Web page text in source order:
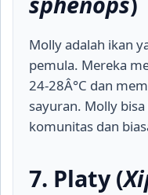
Molly adalah ikan
pemula. Mereka
24-28Â°C dan
sayuran. Molly
komunitas dan
7. Platy (